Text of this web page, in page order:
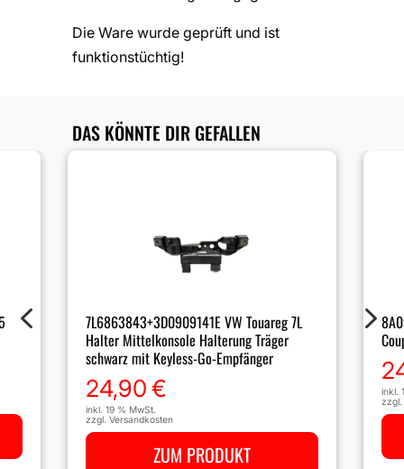
Die Ware wurde geprüft und ist
funktionstüchtig!
DAS KÖNNTE DIR GEFALLEN
7L6863843+3D0909141E VW Touareg 7L
Halter Mittelkonsole Halterung Träger
schwarz mit Keyless-Go-Empfänger
24,90€
inkl. 19 % MwSt.
zzgl. Versandkosten
ZUM PRODUKT
inkl.
zzgl.
4 5